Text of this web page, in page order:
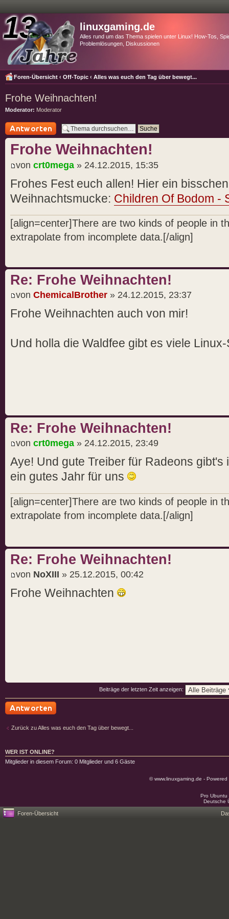
linuxgaming.de
Alles rund um das Thema spielen unter Linux! How-Tos,
Problemlösungen, Diskussionen
Foren-Übersicht ‹ Off-Topic ‹ Alles was euch den Tag über bewegt...
Frohe Weihnachten!
Moderator: Moderator
Antwort schreiben
Frohe Weihnachten!
von crt0mega » 24.12.2015, 15:35
Frohes Fest euch allen! Hier ein
Weihnachtsmucke: Children Of Bodom -
[align=center]There are two kinds of people in
extrapolate from incomplete data.[/align]
Re: Frohe Weihnachten!
von ChemicalBrother » 24.12.2015, 23:37
Frohe Weihnachten auch von mir!
Und holla die Waldfee gibt es viele
Re: Frohe Weihnachten!
von crt0mega » 24.12.2015, 23:49
Aye! Und gute Treiber für Radeons
ein gutes Jahr für uns
[align=center]There are two kinds of people in
extrapolate from incomplete data.[/align]
Re: Frohe Weihnachten!
von NoXIII » 25.12.2015, 00:42
Frohe Weihnachten
Beiträge der letzten Zeit anzeigen:
Zurück zu Alles was euch den Tag über bewegt...
WER IST ONLINE?
Mitglieder in diesem Forum: 0 Mitglieder und 6 Gäste
© www.linuxgaming.de -
Pro
Deutsche
Foren-Übersicht